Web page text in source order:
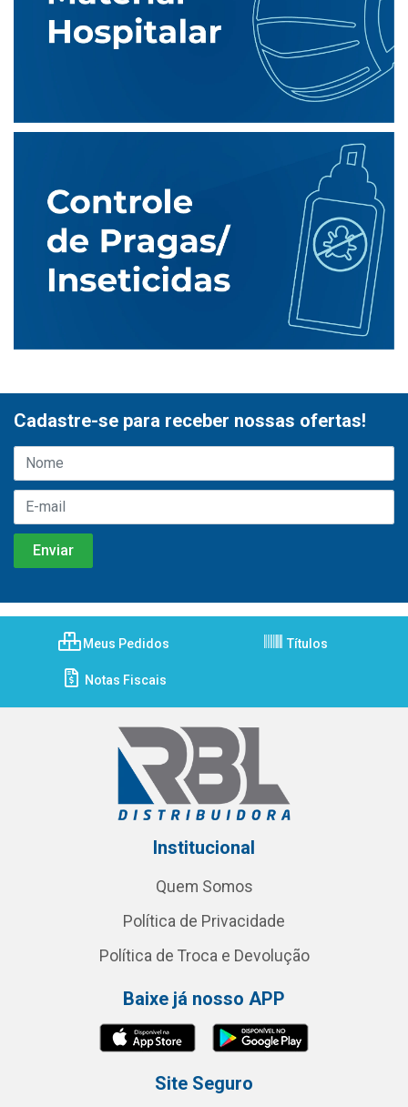
Cadastre-se para receber nossas ofertas!
Meus Pedidos Títulos
Notas Fiscais
Institucional
Quem Somos
Política de Privacidade
Política de Troca e Devolução
Baixe já nosso APP
Site Seguro